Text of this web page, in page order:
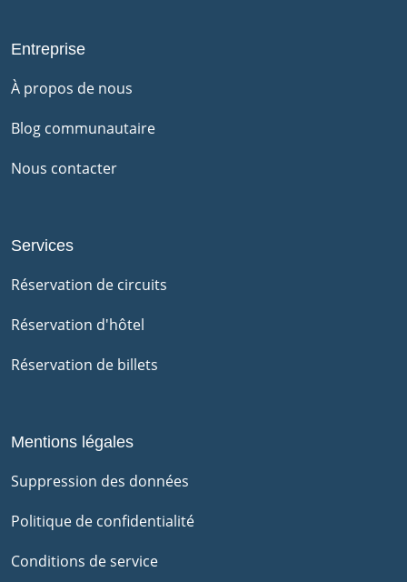
Entreprise
À propos de nous
Blog communautaire
Nous contacter
Services
Réservation de circuits
Réservation d'hôtel
Réservation de billets
Mentions légales
Suppression des données
Politique de confidentialité
Conditions de service